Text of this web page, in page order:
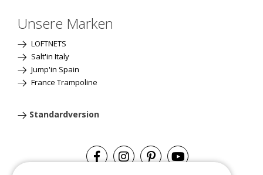
Unsere Marken
LOFTNETS
Salt'in Italy
Jump'in Spain
France Trampoline
Standardversion